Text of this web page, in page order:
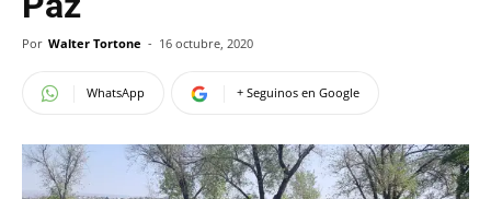
Por Walter Tortone - 16 octubre, 2020
WhatsApp + Seguinos en Google